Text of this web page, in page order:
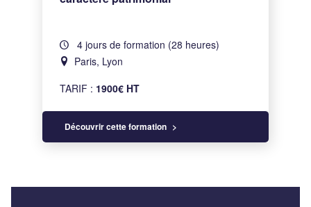
4 jours de formation (28 heures)
Paris, Lyon
TARIF : 1900€ HT
Découvrir cette formation